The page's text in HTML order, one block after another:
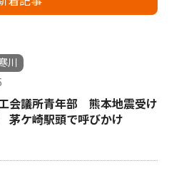
川
会議所青年部 熊本地震受け
茅ケ崎駅頭で呼びかけ